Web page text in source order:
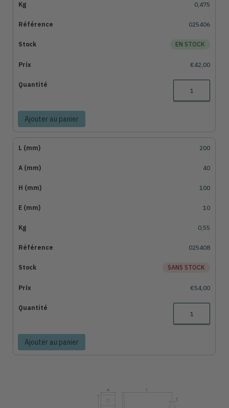
0,475
025406
EN STOCK
€42,00
Ajouter au panier
200
40
100
10
0,55
025408
SANS STOCK
€54,00
Ajouter au panier